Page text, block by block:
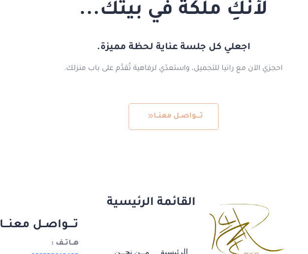
لأنكِ ملكة في بيتك...
اجعلي كل جلسة عناية لحظة مميزة.
احجزي الآن مع رانيا للتجميل، واستعدّي لرفاهية تُقدَّم على باب منزلك.
تــــواصــل معنــا
القائمة الرئيسية
الرئيسية مــن نحــن
تــــواصــل معنـــا
هــاتــف :